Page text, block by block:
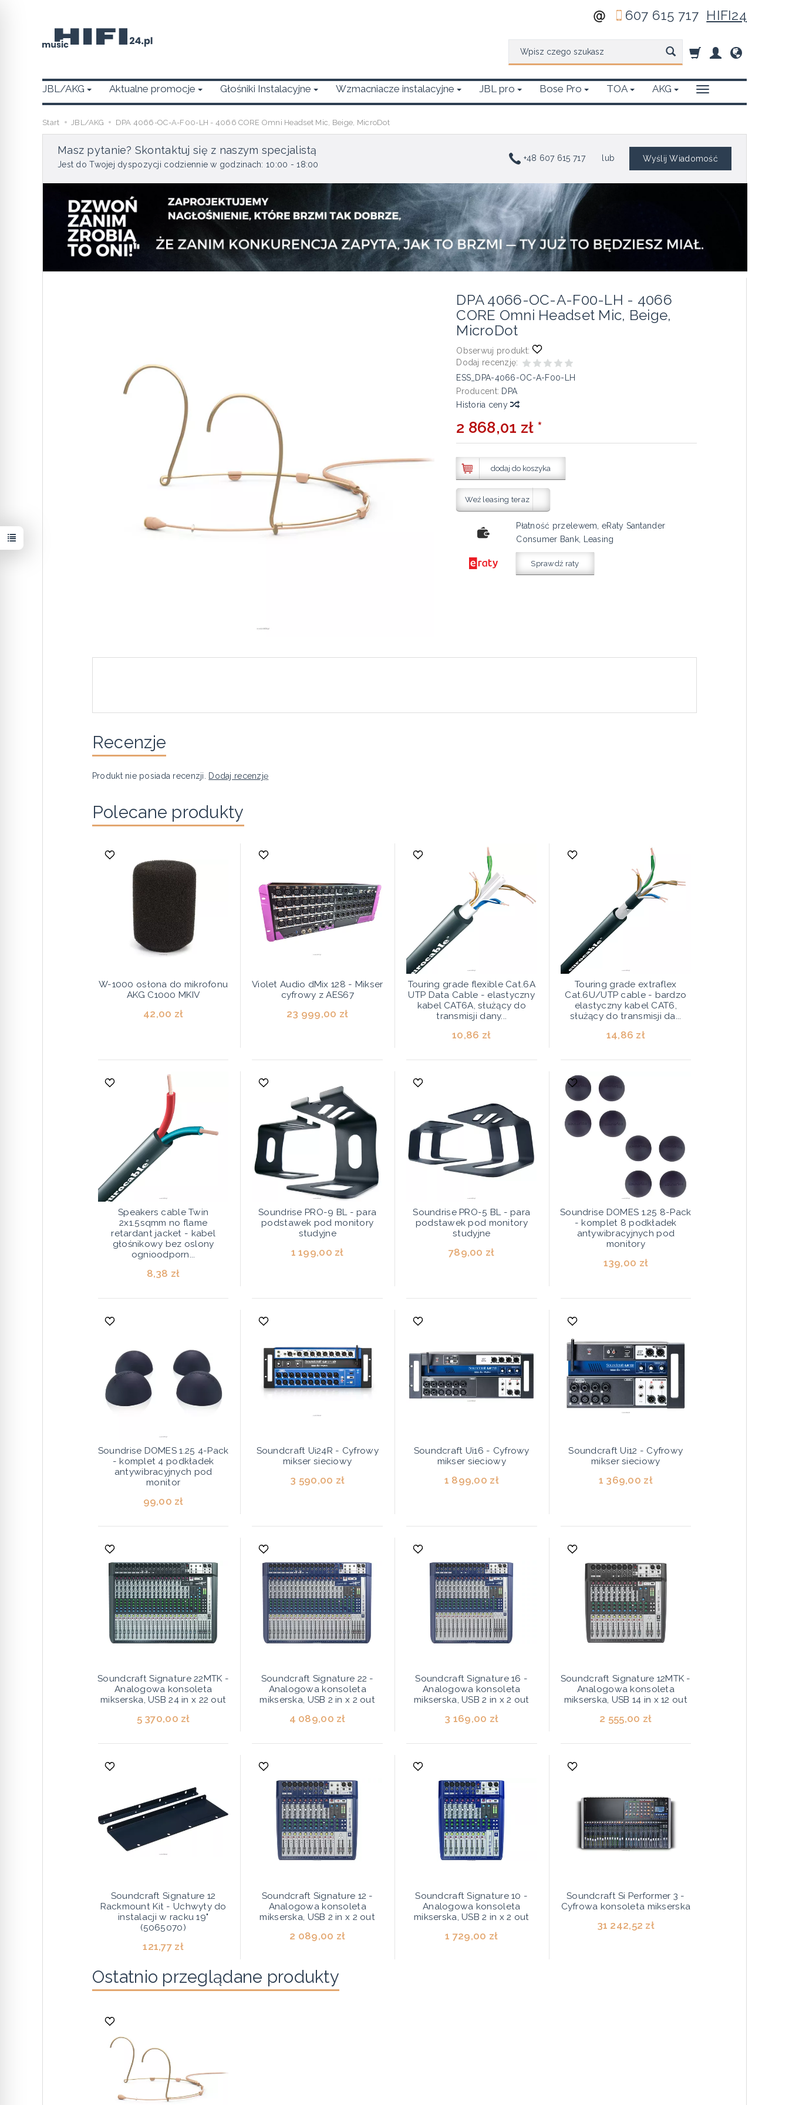
607 615 717 HIFI24
JBL/AKG Aktualne promocje Głośniki Instalacyjne Wzmacniacze instalacyjne JBL pro Bose Pro TOA AKG
Start JBL/AKG DPA 4066-OC-A-F00-LH - 4066 CORE Omni Headset Mic, Beige, MicroDot
Masz pytanie? Skontaktuj się z naszym specjalistą
Jest do Twojej dyspozycji codziennie w godzinach: 10:00 - 18:00
+48 607 615 717 lub Wyślij Wiadomość
DPA 4066-OC-A-F00-LH - 4066
CORE Omni Headset Mic, Beige,
MicroDot
Obserwuj produkt:
Dodaj recenzję:
ESS_DPA-4066-OC-A-F00-LH
Producent: DPA
Historia ceny
2 868,01 zł *
dodaj do koszyka
Weź leasing teraz
Płatność przelewem, eRaty Santander
Consumer Bank, Leasing
Sprawdź raty
Recenzje
Produkt nie posiada recenzji. Dodaj recenzję
Polecane produkty
W-1000 osłona do mikrofonu
AKG C1000 MKIV
42,00 zł
Violet Audio dMix 128 - Mikser
cyfrowy z AES67
23 999,00 zł
Touring grade flexible Cat.6A
UTP Data Cable - elastyczny
kabel CAT6A, służący do
transmisji dany...
10,86 zł
Touring grade extraflex
Cat.6U/UTP cable - bardzo
elastyczny kabel CAT6,
służący do transmisji da...
14,86 zł
Speakers cable Twin
2x1.5sqmm no flame
retardant jacket - kabel
głośnikowy bez oslony
ognioodporn...
8,38 zł
Soundrise PRO-9 BL - para
podstawek pod monitory
studyjne
1 199,00 zł
Soundrise PRO-5 BL - para
podstawek pod monitory
studyjne
789,00 zł
Soundrise DOMES 1.25 8-Pack
- komplet 8 podkładek
antywibracyjnych pod
monitory
139,00 zł
Soundrise DOMES 1.25 4-Pack
- komplet 4 podkładek
antywibracyjnych pod
monitor
99,00 zł
Soundcraft Ui24R - Cyfrowy
mikser sieciowy
3 590,00 zł
Soundcraft Ui16 - Cyfrowy
mikser sieciowy
1 899,00 zł
Soundcraft Ui12 - Cyfrowy
mikser sieciowy
1 369,00 zł
Soundcraft Signature 22MTK -
Analogowa konsoleta
mikserska, USB 24 in x 22 out
5 370,00 zł
Soundcraft Signature 22 -
Analogowa konsoleta
mikserska, USB 2 in x 2 out
4 089,00 zł
Soundcraft Signature 16 -
Analogowa konsoleta
mikserska, USB 2 in x 2 out
3 169,00 zł
Soundcraft Signature 12MTK -
Analogowa konsoleta
mikserska, USB 14 in x 12 out
2 555,00 zł
Soundcraft Signature 12
Rackmount Kit - Uchwyty do
instalacji w racku 19"
(5065070)
121,77 zł
Soundcraft Signature 12 -
Analogowa konsoleta
mikserska, USB 2 in x 2 out
2 089,00 zł
Soundcraft Signature 10 -
Analogowa konsoleta
mikserska, USB 2 in x 2 out
1 729,00 zł
Soundcraft Si Performer 3 -
Cyfrowa konsoleta mikserska
31 242,52 zł
Ostatnio przeglądane produkty